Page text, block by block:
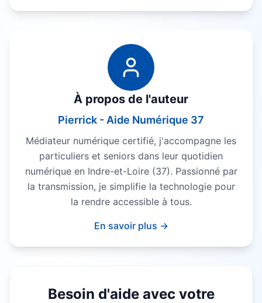
À propos de l'auteur
Pierrick - Aide Numérique 37
Médiateur numérique certifié, j'accompagne les
particuliers et seniors dans leur quotidien
numérique en Indre-et-Loire (37). Passionné par
la transmission, je simplifie la technologie pour
la rendre accessible à tous.
En savoir plus →
Besoin d'aide avec votre